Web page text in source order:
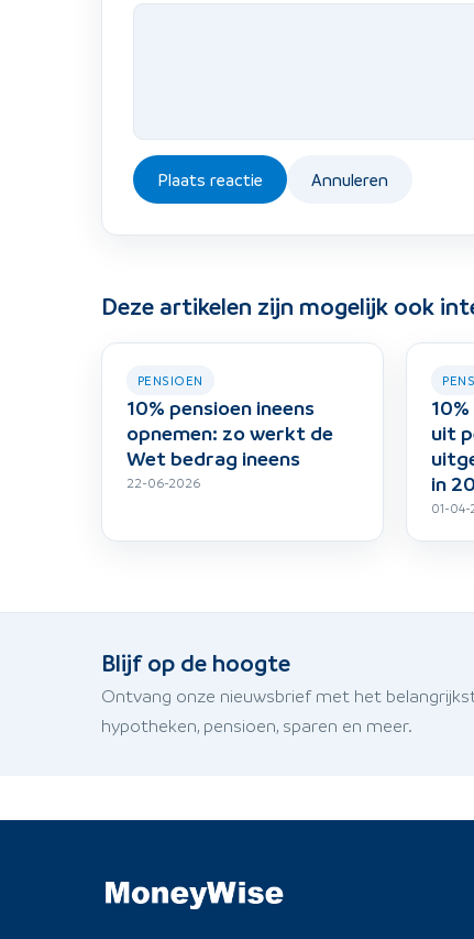
Plaats reactie Annuleren
Deze artikelen zijn mogelijk ook
PENSIOEN
10% pensioen ineens
opnemen: zo werkt de
Wet bedrag ineens
22-06-2026
uit
in
01-
Blijf op de hoogte
Ontvang onze nieuwsbrief met het
hypotheken, pensioen, sparen en meer.